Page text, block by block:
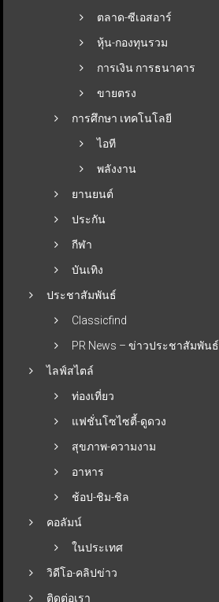
ตลาด-ซีเอสอาร์
หุ้น-กองทุนรวม
การเงิน การธนาคาร
ขายตรง
การศึกษา เทคโนโลยี
ไอที
พลังงาน
ยานยนต์
ประกัน
กีฬา
บันเทิง
ประชาสัมพันธ์
Classicfind
PR News – ข่าวประชาสัมพันธ์
ไลฟ์สไตล์
ท่องเที่ยว
แฟชั่นโซไซตี้-ดูดวง
สุขภาพ-ความงาม
อาหาร
ช้อป-ชิม-ชิล
คอลัมน์
ในประเทศ
วิดีโอ-คลิปข่าว
ติดต่อเรา